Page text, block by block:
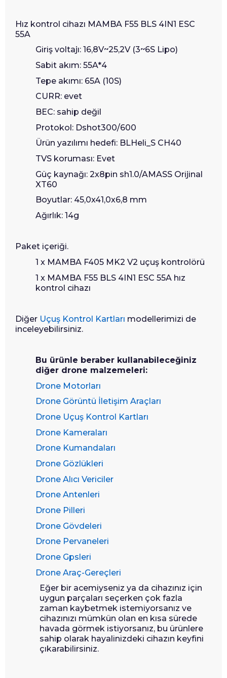
Hız kontrol cihazı MAMBA F55 BLS 4IN1 ESC
55A
Giriş voltajı: 16,8V~25,2V (3~6S Lipo)
Sabit akım: 55A*4
Tepe akımı: 65A (10S)
CURR: evet
BEC: sahip değil
Protokol: Dshot300/600
Ürün yazılımı hedefi: BLHeli_S CH40
TVS koruması: Evet
Güç kaynağı: 2x8pin sh1.0/AMASS Orijinal
XT60
Boyutlar: 45,0x41,0x6,8 mm
Ağırlık: 14g
Paket içeriği.
1 x MAMBA F405 MK2 V2 uçuş kontrolörü
1 x MAMBA F55 BLS 4IN1 ESC 55A hız
kontrol cihazı
Diğer Uçuş Kontrol Kartları modellerimizi de
inceleyebilirsiniz.
Bu ürünle beraber kullanabileceğiniz
diğer drone malzemeleri:
Drone Motorları
Drone Görüntü İletişim Araçları
Drone Uçuş Kontrol Kartları
Drone Kameraları
Drone Kumandaları
Drone Gözlükleri
Drone Alıcı Vericiler
Drone Antenleri
Drone Pilleri
Drone Gövdeleri
Drone Pervaneleri
Drone Gpsleri
Drone Araç-Gereçleri
Eğer bir acemiyseniz ya da cihazınız için
uygun parçaları seçerken çok fazla
zaman kaybetmek istemiyorsanız ve
cihazınızı mümkün olan en kısa sürede
havada görmek istiyorsanız, bu ürünlere
sahip olarak hayalinizdeki cihazın keyfini
çıkarabilirsiniz.